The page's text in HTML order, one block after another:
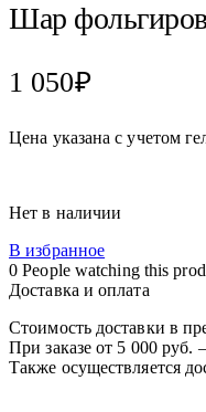
Шар
1 050₽
Цена указана с учетом
Нет в наличии
В избранное
0 People watching this
Доставка и оплата
Стоимость доставки в
При заказе от 5 000 руб.
Также осуществляется